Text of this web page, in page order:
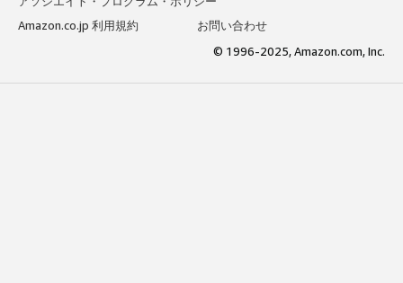
Amazon.co.jp 利用規約
お問い合わせ
© 1996-2025, Amazon.com, Inc.